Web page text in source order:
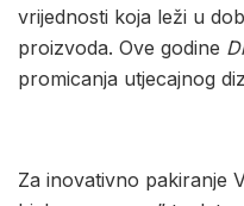
vrijednosti koja leži u
proizvoda. Ove godine
promicanja utjecajnog
Za inovativno pakiranje